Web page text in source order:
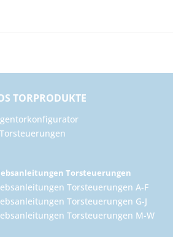
TORPRODUKTE
Torsteuerungen
Torsteuerungen A-F
Torsteuerungen G-J
Torsteuerungen M-W